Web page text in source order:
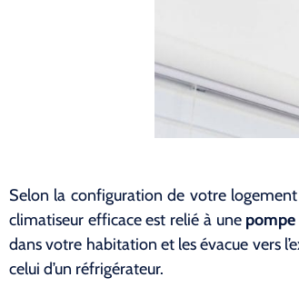
Selon la configuration de votre
climatiseur efficace est relié à une pompe
dans votre habitation et les évacue vers
celui d’un réfrigérateur.